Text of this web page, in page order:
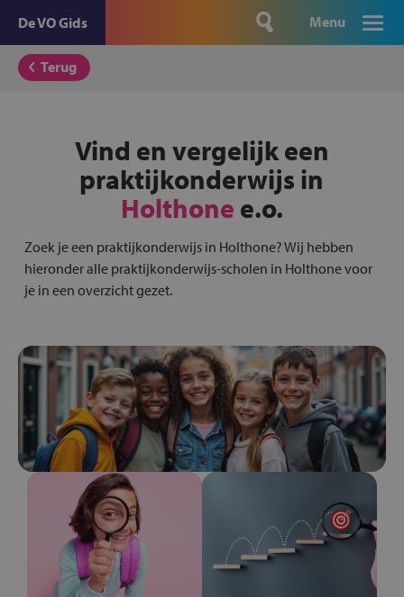
De VO Gids Menu
Terug
Vind en vergelijk een
praktijkonderwijs in
Holthone e.o.
Zoek je een praktijkonderwijs in Holthone? Wij hebben
hieronder alle praktijkonderwijs-scholen in Holthone voor
je in een overzicht gezet.